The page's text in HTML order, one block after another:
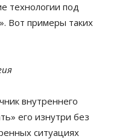
технологии под
Вот примеры таких
внутреннего
его изнутри без
ситуациях